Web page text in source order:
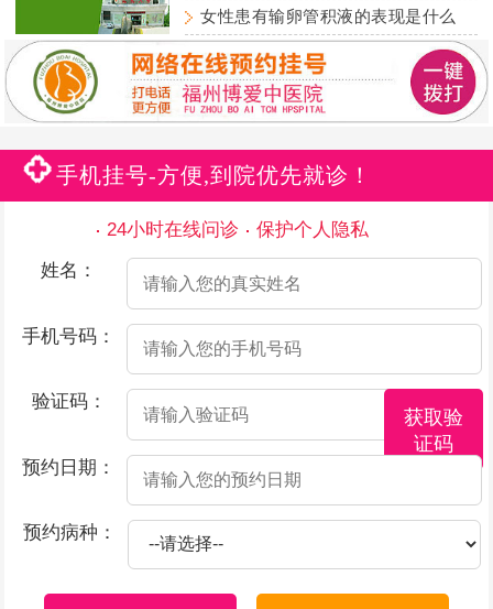
女性患有输卵管积液的表现是什么
手机挂号-方便,到院优先就诊！
24小时在线问诊
保护个人隐私
姓名：
手机号码：
验证码：
获取验
证码
预约日期：
预约病种：